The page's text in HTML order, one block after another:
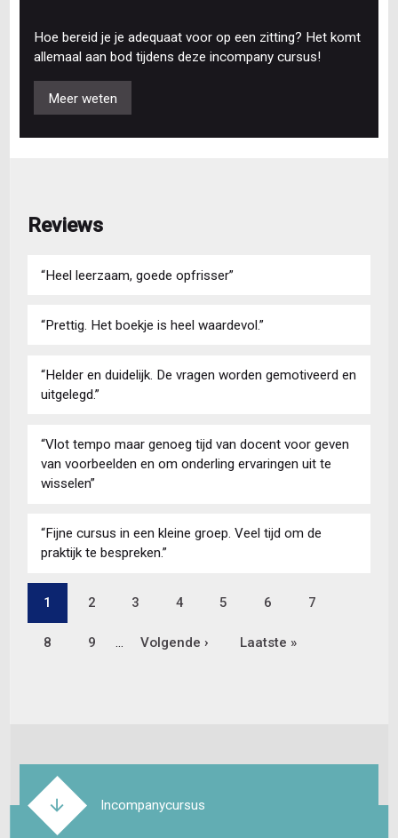
Hoe bereid je je adequaat voor op een zitting? Het komt
allemaal aan bod tijdens deze incompany cursus!
Meer weten
Reviews
“Heel leerzaam, goede opfrisser”
“Prettig. Het boekje is heel waardevol.”
“Helder en duidelijk. De vragen worden gemotiveerd en
uitgelegd.”
“Vlot tempo maar genoeg tijd van docent voor geven
van voorbeelden en om onderling ervaringen uit te
wisselen”
“Fijne cursus in een kleine groep. Veel tijd om de
praktijk te bespreken.”
Paginering
Pagina
1 Pagina
2 Pagina
3 Pagina
4 Pagina
5 Pagina
6 Pagina
7
Pagina
8 Pagina
9 … Volgende
Volgende › Laatste
Laatste »
Incompanycursus